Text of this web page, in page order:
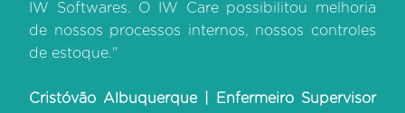
IW Softwares. O IW Care possibilitou melhoria
de nossos processos internos, nossos controles
de estoque."
Cristóvão Albuquerque | Enfermeiro Supervisor